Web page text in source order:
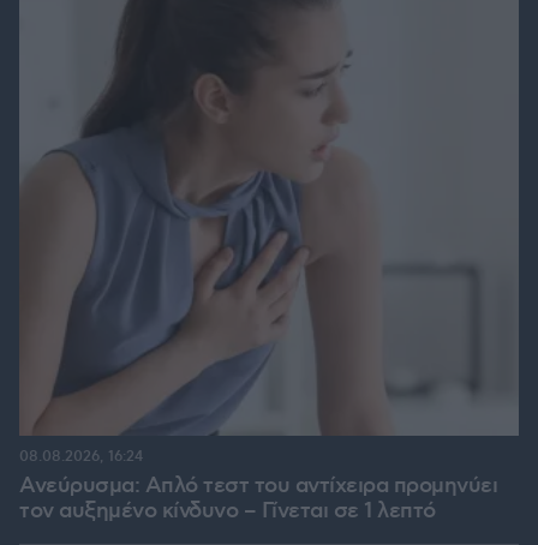
Ανεύρυσμα: Απλό τεστ του αντίχειρα προμηνύει
τον αυξημένο κίνδυνο – Γίνεται σε 1 λεπτό
08.08.2026, 16:24